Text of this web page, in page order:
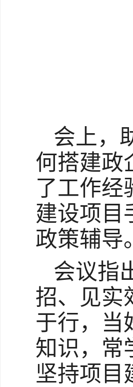
会上，
何搭建政
了工作经
建设项目
政策辅导。
会议指
招、见实
于行，当
知识，常
坚持项目